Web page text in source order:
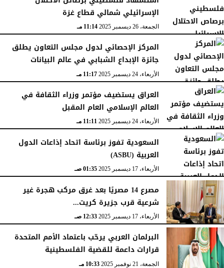
الإسرائيلي شمالي قطاع غزة
الجمعة، 26 ديسمبر 2025 11:14 مـ
المركز الإحصائي لدول مجلس التعاون يطلق
جائزة الإبداع الشبابي في عالم البيانات
الأربعاء، 24 ديسمبر 2025 11:17 مـ
العراق يستضيف مؤتمر وزراء الثقافة في
العالم الإسلامي العام المقبل
الأربعاء، 24 ديسمبر 2025 11:11 مـ
السعودية تفوز برئاسة اتحاد إذاعات الدول
العربية (ASBU)
الأربعاء، 17 ديسمبر 2025 01:35 صـ
مصرع 14 مصريًا بعد غرق مركب هجرة غير
شرعية قرب جزيرة كريت...
الأربعاء، 17 ديسمبر 2025 12:33 صـ
البرلمان العربي يرحّب باعتماد الأمم المتحدة
قرارات داعمة للقضية الفلسطينية
الجمعة، 21 نوفمبر 2025 10:33 مـ